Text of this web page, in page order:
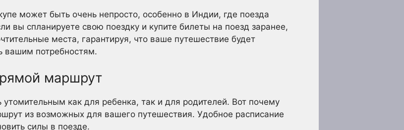
может быть очень непросто, особенно в Индии, где поезда
вы спланируете свою поездку и купите билеты на поезд заранее,
места, гарантируя, что ваше путешествие будет
вашим потребностям.
маршрут
как для ребенка, так и для родителей. Вот почему
из возможных для вашего путешествия. Удобное расписание
силы в поезде.